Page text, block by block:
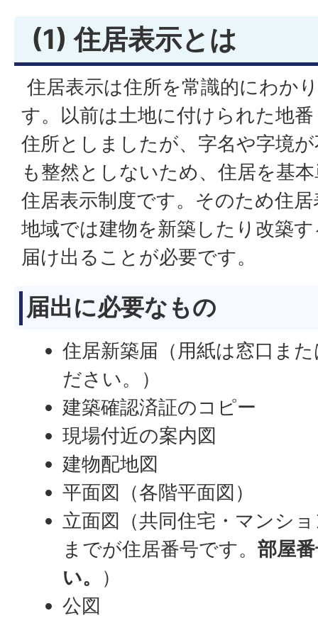
(1) 住居表示とは
住居表示は住所を常識的にわか
す。以前は土地に付けられた地
住所としましたが、字名や字境
も整然としないため、住居を基
住居表示制度です。そのため住
地域では建物を新築したり改築
届け出ることが必要です。
届出に必要なもの
住居新築届（用紙は窓口ま
ださい。）
建築確認済証のコピー
現場付近の案内図
建物配地図
平面図（各階平面図）
立面図（共同住宅・マンシ
までが住居番号です。部屋
い。
）
公図